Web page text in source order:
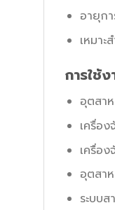
อายุก
เหมา
การใช้ง
อุตสา
เครื่อ
เครื่อ
อุตสา
ระบบ